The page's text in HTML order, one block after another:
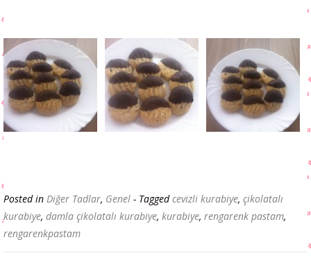
Posted in Diğer Tadlar, Genel - Taggedcevizli kurabiye, çikolatalı
kurabiye, damla çikolatalı kurabiye, kurabiye, rengarenk pastam,
rengarenkpastam